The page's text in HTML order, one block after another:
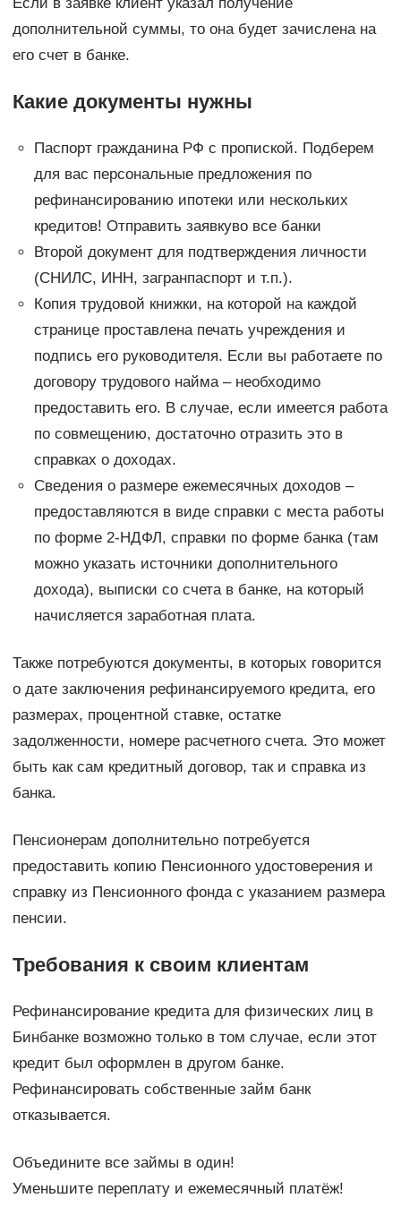
дополнительной суммы, то она будет зачислена на
его счет в банке.
Какие документы нужны
Паспорт гражданина РФ с пропиской. Подберем
для вас персональные предложения по
рефинансированию ипотеки или нескольких
кредитов! Отправить заявкуво все банки
Второй документ для подтверждения личности
(СНИЛС, ИНН, загранпаспорт и т.п.).
Копия трудовой книжки, на которой на каждой
странице проставлена печать учреждения и
подпись его руководителя. Если вы работаете по
договору трудового найма – необходимо
предоставить его. В случае, если имеется работа
по совмещению, достаточно отразить это в
справках о доходах.
Сведения о размере ежемесячных доходов –
предоставляются в виде справки с места работы
по форме 2-НДФЛ, справки по форме банка (там
можно указать источники дополнительного
дохода), выписки со счета в банке, на который
начисляется заработная плата.
Также потребуются документы, в которых говорится
о дате заключения рефинансируемого кредита, его
размерах, процентной ставке, остатке
задолженности, номере расчетного счета. Это может
быть как сам кредитный договор, так и справка из
банка.
Пенсионерам дополнительно потребуется
предоставить копию Пенсионного удостоверения и
справку из Пенсионного фонда с указанием размера
пенсии.
Требования к своим клиентам
Рефинансирование кредита для физических лиц в
Бинбанке возможно только в том случае, если этот
кредит был оформлен в другом банке.
Рефинансировать собственные займ банк
отказывается.
Объедините все займы в один!
Уменьшите переплату и ежемесячный платёж!